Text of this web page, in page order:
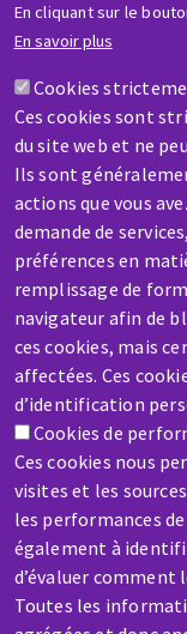
En cliquant sur le
En savoir plus
Cookies
Ces cookies sont
du site web et ne
Ils sont
actions que vous
demande de
préférences en
remplissage de
navigateur afin de
ces cookies, mais
affectées. Ces
d’identification
Cookies de
Ces cookies nous
visites et les
les performances
également à
d’évaluer comment
Toutes les
Une
Une